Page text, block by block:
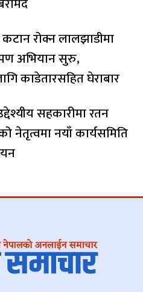
कटान रोक्न लालझाडीमा
अभियान सुरु,
काडेतारसहित घेराबार
सहकारीमा रतन
नेतृत्वमा नयाँ कार्यसमिति